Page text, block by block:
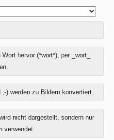
hervor (*wort*), per _wort_
) werden zu Bildern konvertiert.
nicht dargestellt, sondern nur
verwendet.